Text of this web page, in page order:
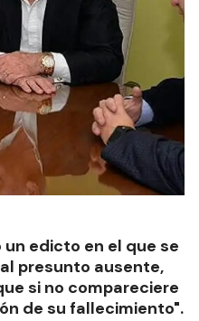
un edicto en el que se
presunto ausente,
si no compareciere
de su fallecimiento".